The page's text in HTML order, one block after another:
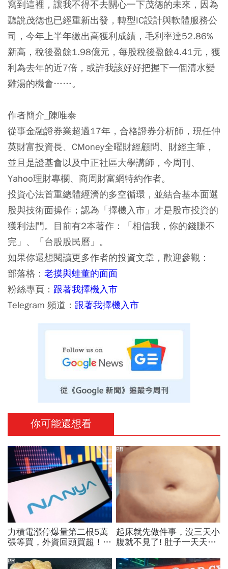
寫到這裡，讓我不得不去關心一下茂德的未來，因為
聽說茂德也已經重新出發，轉型IC設計與軟體服務公
司，今年上半年繳出高獲利成績，毛利率達52.86%
新高，稅後盈餘1.98億元，每股稅後盈餘4.41元，獲
利為去年的近7倍，或許我該好好把握下一個清水變
雞湯的機會……。
作者簡介_陳唯泰
從事金融證券業超過17年，合格證券分析師，現任仲
英財富投資長、CMoney全曜財經顧問、財經主筆，
並且是證基會以及中正社區大學講師，今周刊、
Yahoo理財專欄、商周財富網特約作者。
投資心法首重總體經濟的多空循環，並結合基本面選
股與技術面操作；認為「擇機入市」才是股市投資的
獲利法門。目前有2本著作：「相信我，你的錢賺不
完」、「台股股民曆」。
如果你還想閱讀更多作者的投資文章，歡迎參觀：
部落格： 老摸與蛙董的面面
粉絲專頁： 跟著我擇機入市
Telegram 頻道： 跟著我擇機入市
你可能還想看
力積電漲停爆量第二根5萬
張等買，外資回頭買超！華
選誰：關鍵要看這數字
起床就先做件事，沒三天小
腹就不見了! 肚子一天天變
PR
PR